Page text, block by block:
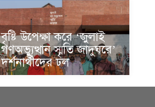
বৃষ্টি উপেক্ষা করে ‘জুলাই
গণঅভ্যুত্থান স্মৃতি জাদুঘরে’
দর্শনার্থীদের ঢল